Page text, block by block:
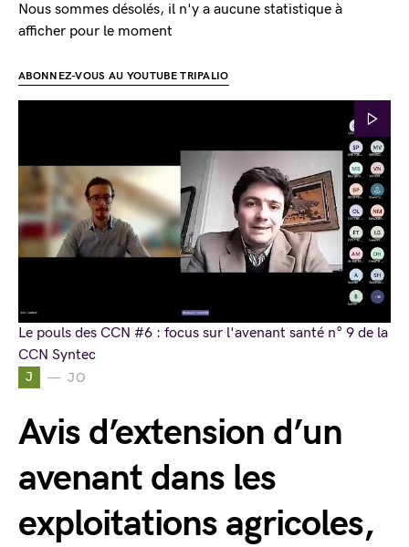
J JO
Avis d’extension d’un
avenant dans les
exploitations agricoles,
Nous sommes désolés, il n'y a aucune statistique à
afficher pour le moment
ABONNEZ-VOUS AU YOUTUBE TRIPALIO
Le pouls des CCN #6 : focus sur l'avenant santé n° 9 de la
CCN Syntec